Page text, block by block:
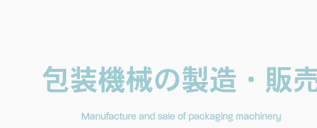
包装機械の製造・販
Manufacture and sale of packaging machinery